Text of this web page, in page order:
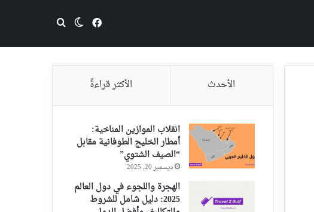
فيسبوكالوضع المظلم
بحث عن
الأحدث الأكثر قراءةً
انقلاب الموازين المناخية:
أمطار الخليج الطوفانية مقابل
“الصيف الشتوي”
ديسمبر 20, 2025
الهجرة واللجوء في دول العالم
2025: دليل شامل للشروط